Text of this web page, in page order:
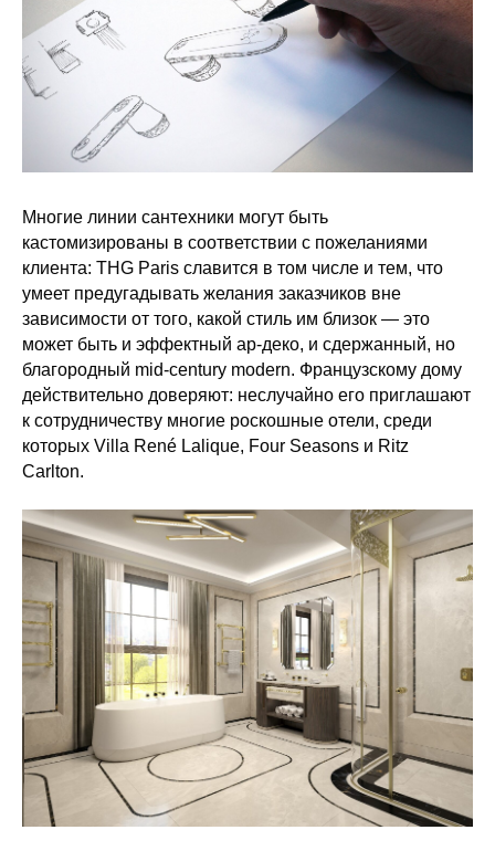
Многие линии сантехники могут быть
кастомизированы в соответствии с пожеланиями
клиента: THG Paris славится в том числе и тем, что
умеет предугадывать желания заказчиков вне
зависимости от того, какой стиль им близок — это
может быть и эффектный ар-деко, и сдержанный, но
благородный mid-century modern. Французскому дому
действительно доверяют: неслучайно его приглашают
к сотрудничеству многие роскошные отели, среди
которых Villa René Lalique, Four Seasons и Ritz
Carlton.